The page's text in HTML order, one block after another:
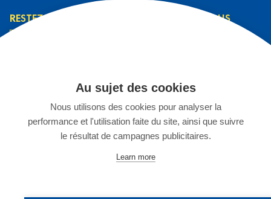
RESTEZ INFORMÉ
confidentialité *
JE M'INSCRIS
CONTACTEZ-NOUS
S'inscrire à un séjour
Espace Enseignants
Stage chez L&T
02 899 75 15
Au sujet des cookies
Nous utilisons des cookies pour analyser la
performance et l'utilisation faite du site, ainsi que suivre
le résultat de campagnes publicitaires.
Learn more